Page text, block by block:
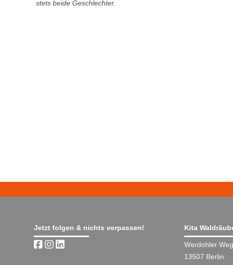
stets beide Geschlechter.
Jetzt folgen & nichts verpassen! Kita
Werdohler
13507 Berlin